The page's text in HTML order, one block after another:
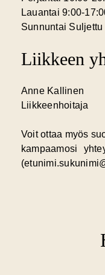
Lauantai 9:00-
Sunnuntai Suljettu
Liikkeen
Anne Kallinen
Liikkeenhoitaja
Voit ottaa myös
kampaamosi